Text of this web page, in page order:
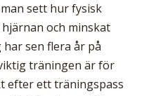
sett hur fysisk
och minskat
har sen flera år på
träningen är för
efter ett träningspass